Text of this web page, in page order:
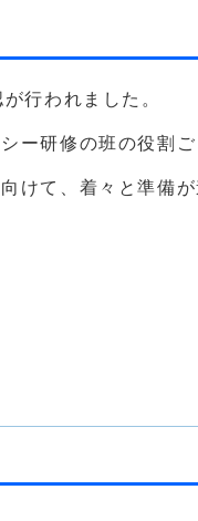
行われました。
ー研修の班の役割
けて、着々と準備が